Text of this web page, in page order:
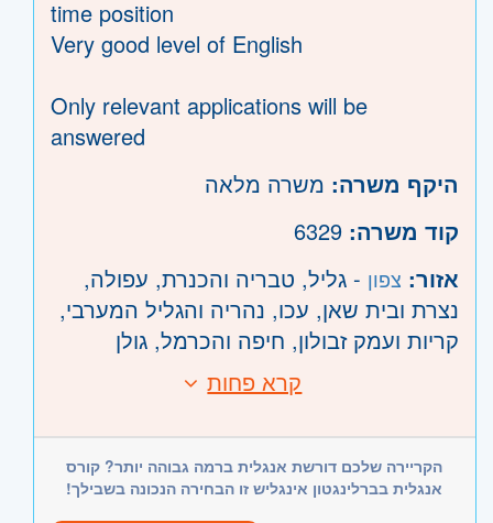
time position
Very good level of English
Only relevant applications will be
answered
היקף משרה: משרה מלאה
קוד משרה:
אזור: צפון - גליל, טבריה והכנרת, עפולה,
נצרת ובית שאן, עכו, נהריה והגליל המערבי,
קריות ועמק זבולון, חיפה והכרמל, גולן
קרא פחות
הקריירה שלכם דורשת אנגלית ברמה גבוהה יותר? קורס
אנגלית בברלינגטון אינגליש זו הבחירה הנכונה בשבילך!